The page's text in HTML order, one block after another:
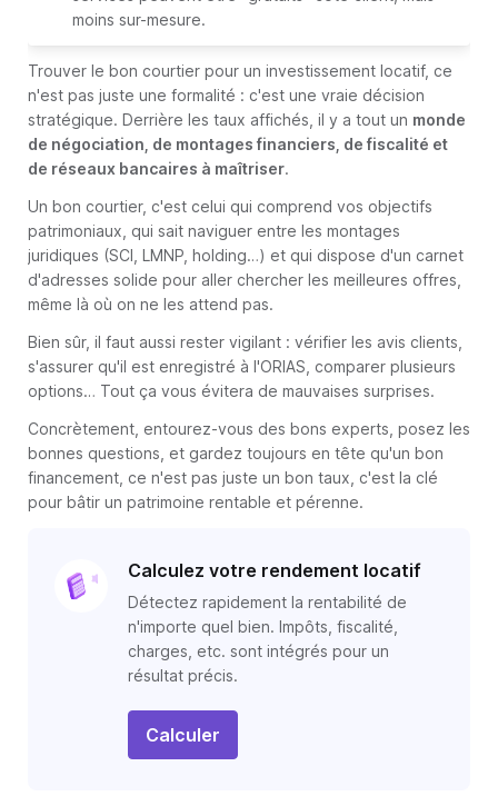
moins sur-mesure.
Trouver le bon courtier pour un investissement locatif, ce
n'est pas juste une formalité : c'est une vraie décision
stratégique. Derrière les taux affichés, il y a tout un monde
de négociation, de montages financiers, de fiscalité et
de réseaux bancaires à maîtriser.
Un bon courtier, c'est celui qui comprend vos objectifs
patrimoniaux, qui sait naviguer entre les montages
juridiques (SCI, LMNP, holding…) et qui dispose d'un carnet
d'adresses solide pour aller chercher les meilleures offres,
même là où on ne les attend pas.
Bien sûr, il faut aussi rester vigilant : vérifier les avis clients,
s'assurer qu'il est enregistré à l'ORIAS, comparer plusieurs
options… Tout ça vous évitera de mauvaises surprises.
Concrètement, entourez-vous des bons experts, posez les
bonnes questions, et gardez toujours en tête qu'un bon
financement, ce n'est pas juste un bon taux, c'est la clé
pour bâtir un patrimoine rentable et pérenne.
Calculez votre rendement locatif
Détectez rapidement la rentabilité de
n'importe quel bien. Impôts, fiscalité,
charges, etc. sont intégrés pour un
résultat précis.
Calculer